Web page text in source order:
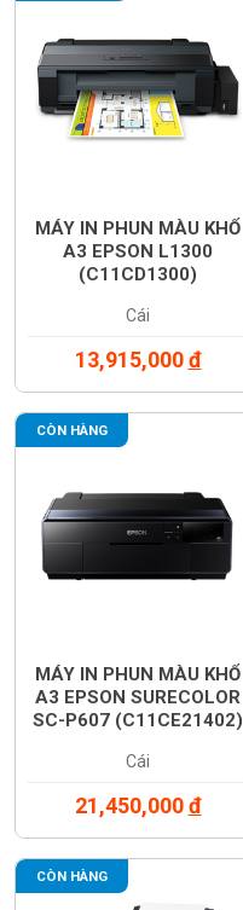
MÁY IN PHUN MÀU KHỔ
A3 EPSON L1300
(C11CD1300)
Cái
13,915,000đ
CÒN HÀNG
MÁY IN PHUN MÀU KHỔ
A3 EPSON SURECOLOR
SC-P607 (C11CE21402)
Cái
21,450,000đ
CÒN HÀNG